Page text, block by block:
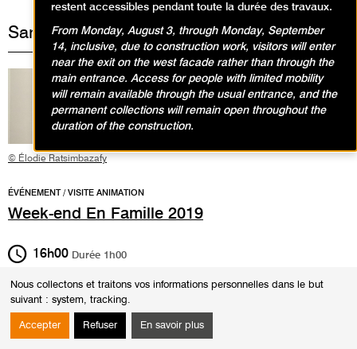
Nous collectons et traitons vos informations personnelles dans le but
suivant : system, tracking.
Accepter Refuser En savoir plus
Samedi 7 décembre 2019
© Élodie Ratsimbazafy
Week-end En Famille 2019
ÉVÉNEMENT / VISITE ANIMATION
16h00 Durée 1h00
Visite en famille dans les collections
Cette visite des collections est une invitation à voyager dans le temps,
restent accessibles pendant toute la durée des travaux.
From Monday, August 3, through Monday, September
14, inclusive, due to construction work, visitors will enter
near the exit on the west facade rather than through the
main entrance. Access for people with limited mobility
will remain available through the usual entrance, and the
permanent collections will remain open throughout the
duration of the construction.